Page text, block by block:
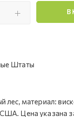
В
Штаты
лес, материал:
Цена указана